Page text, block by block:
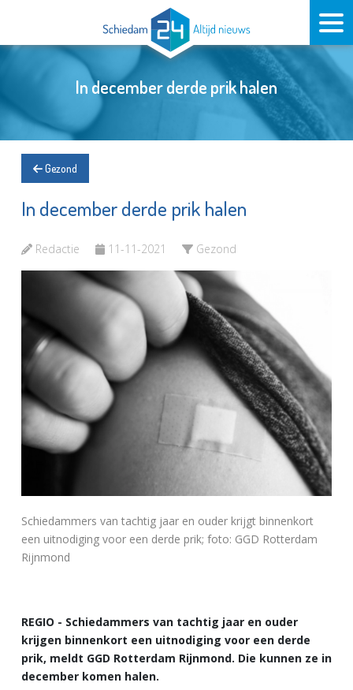
In december derde prik halen
Gezond
In december derde prik halen
Redactie 11-11-2021 Gezond
Schiedammers van tachtig jaar en ouder krijgt binnenkort
een uitnodiging voor een derde prik; foto: GGD Rotterdam
Rijnmond
REGIO - Schiedammers van tachtig jaar en ouder
krijgen binnenkort een uitnodiging voor een derde
prik, meldt GGD Rotterdam Rijnmond. Die kunnen ze in
december komen halen.